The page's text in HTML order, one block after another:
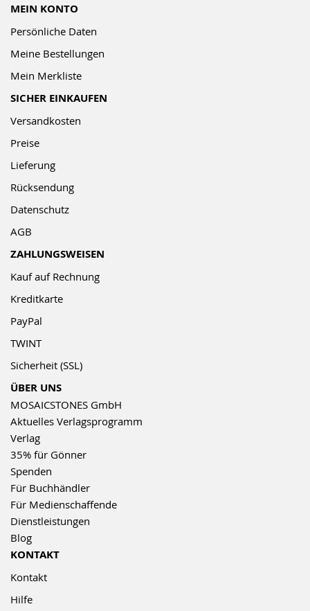
MEIN KONTO
Persönliche Daten
Meine Bestellungen
Mein Merkliste
SICHER EINKAUFEN
Versandkosten
Preise
Lieferung
Rücksendung
Datenschutz
AGB
ZAHLUNGSWEISEN
Kauf auf Rechnung
Kreditkarte
PayPal
TWINT
Sicherheit (SSL)
ÜBER UNS
MOSAICSTONES GmbH
Aktuelles Verlagsprogramm
Verlag
35% für Gönner
Spenden
Für Buchhändler
Für Medienschaffende
Dienstleistungen
Blog
KONTAKT
Kontakt
Hilfe